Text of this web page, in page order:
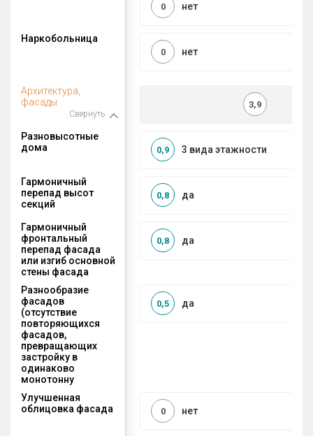
нет
0
Наркобольница
нет
0
Архитектура,
фасады
Свернуть
3,9
Разновысотные
дома
3 вида этажности
0,9
Гармоничный
перепад высот
секций
да
0,8
Гармоничный
фронтальный
перепад фасада
или изгиб основной
стены фасада
да
0,8
Разнообразие
фасадов
(отсутствие
повторяющихся
фасадов,
превращающих
застройку в
одинаково
монотонну
да
0,5
Улучшенная
облицовка фасада
нет
0